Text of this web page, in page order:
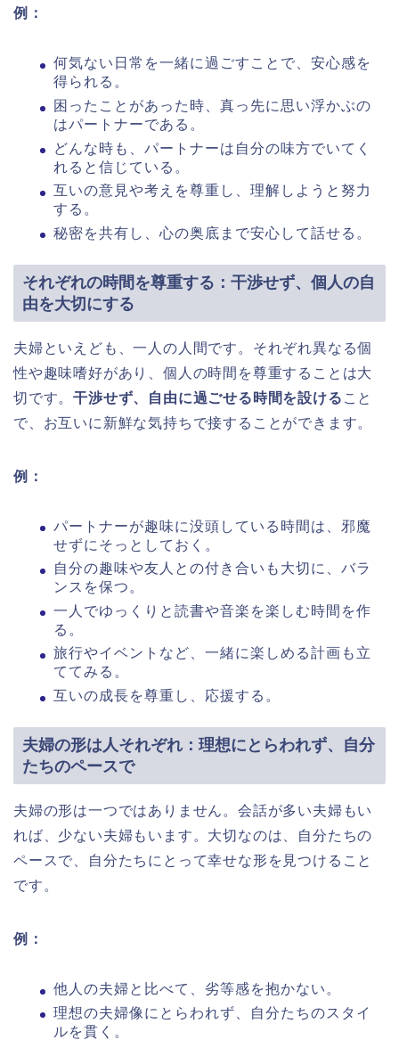
例：
何気ない日常を一緒に過ごすことで、安心感を
得られる。
困ったことがあった時、真っ先に思い浮かぶの
はパートナーである。
どんな時も、パートナーは自分の味方でいてく
れると信じている。
互いの意見や考えを尊重し、理解しようと努力
する。
秘密を共有し、心の奥底まで安心して話せる。
それぞれの時間を尊重する：干渉せず、個人の自
由を大切にする
夫婦といえども、一人の人間です。それぞれ異なる個
性や趣味嗜好があり、個人の時間を尊重することは大
切です。干渉せず、自由に過ごせる時間を設ける こと
で、お互いに新鮮な気持ちで接することができます。
例：
パートナーが趣味に没頭している時間は、邪魔
せずにそっとしておく。
自分の趣味や友人との付き合いも大切に、バラ
ンスを保つ。
一人でゆっくりと読書や音楽を楽しむ時間を作
る。
旅行やイベントなど、一緒に楽しめる計画も立
ててみる。
互いの成長を尊重し、応援する。
夫婦の形は人それぞれ：理想にとらわれず、自分
たちのペースで
夫婦の形は一つではありません。会話が多い夫婦もい
れば、少ない夫婦もいます。大切なのは、自分たちの
ペースで、自分たちにとって幸せな形を見つけること
です。
例：
他人の夫婦と比べて、劣等感を抱かない。
理想の夫婦像にとらわれず、自分たちのスタイ
ルを貫く。